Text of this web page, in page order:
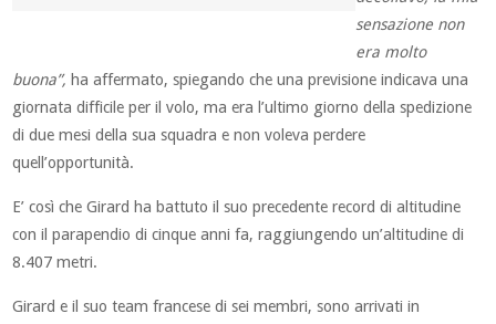
sensazione non
era molto
buona”, ha affermato, spiegando che una previsione indicava una
giornata difficile per il volo, ma era l’ultimo giorno della spedizione
di due mesi della sua squadra e non voleva perdere
quell’opportunità.
E’ così che Girard ha battuto il suo precedente record di altitudine
con il parapendio di cinque anni fa, raggiungendo un’altitudine di
8.407 metri.
Girard e il suo team francese di sei membri, sono arrivati ​​in